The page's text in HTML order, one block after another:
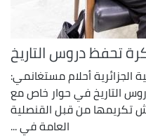
تحفظ دروس التاريخ
الجزائرية أحلام مستغانمي:
التاريخ في حوار خاص مع
تكريمها من قبل القنصلية
العامة في ...